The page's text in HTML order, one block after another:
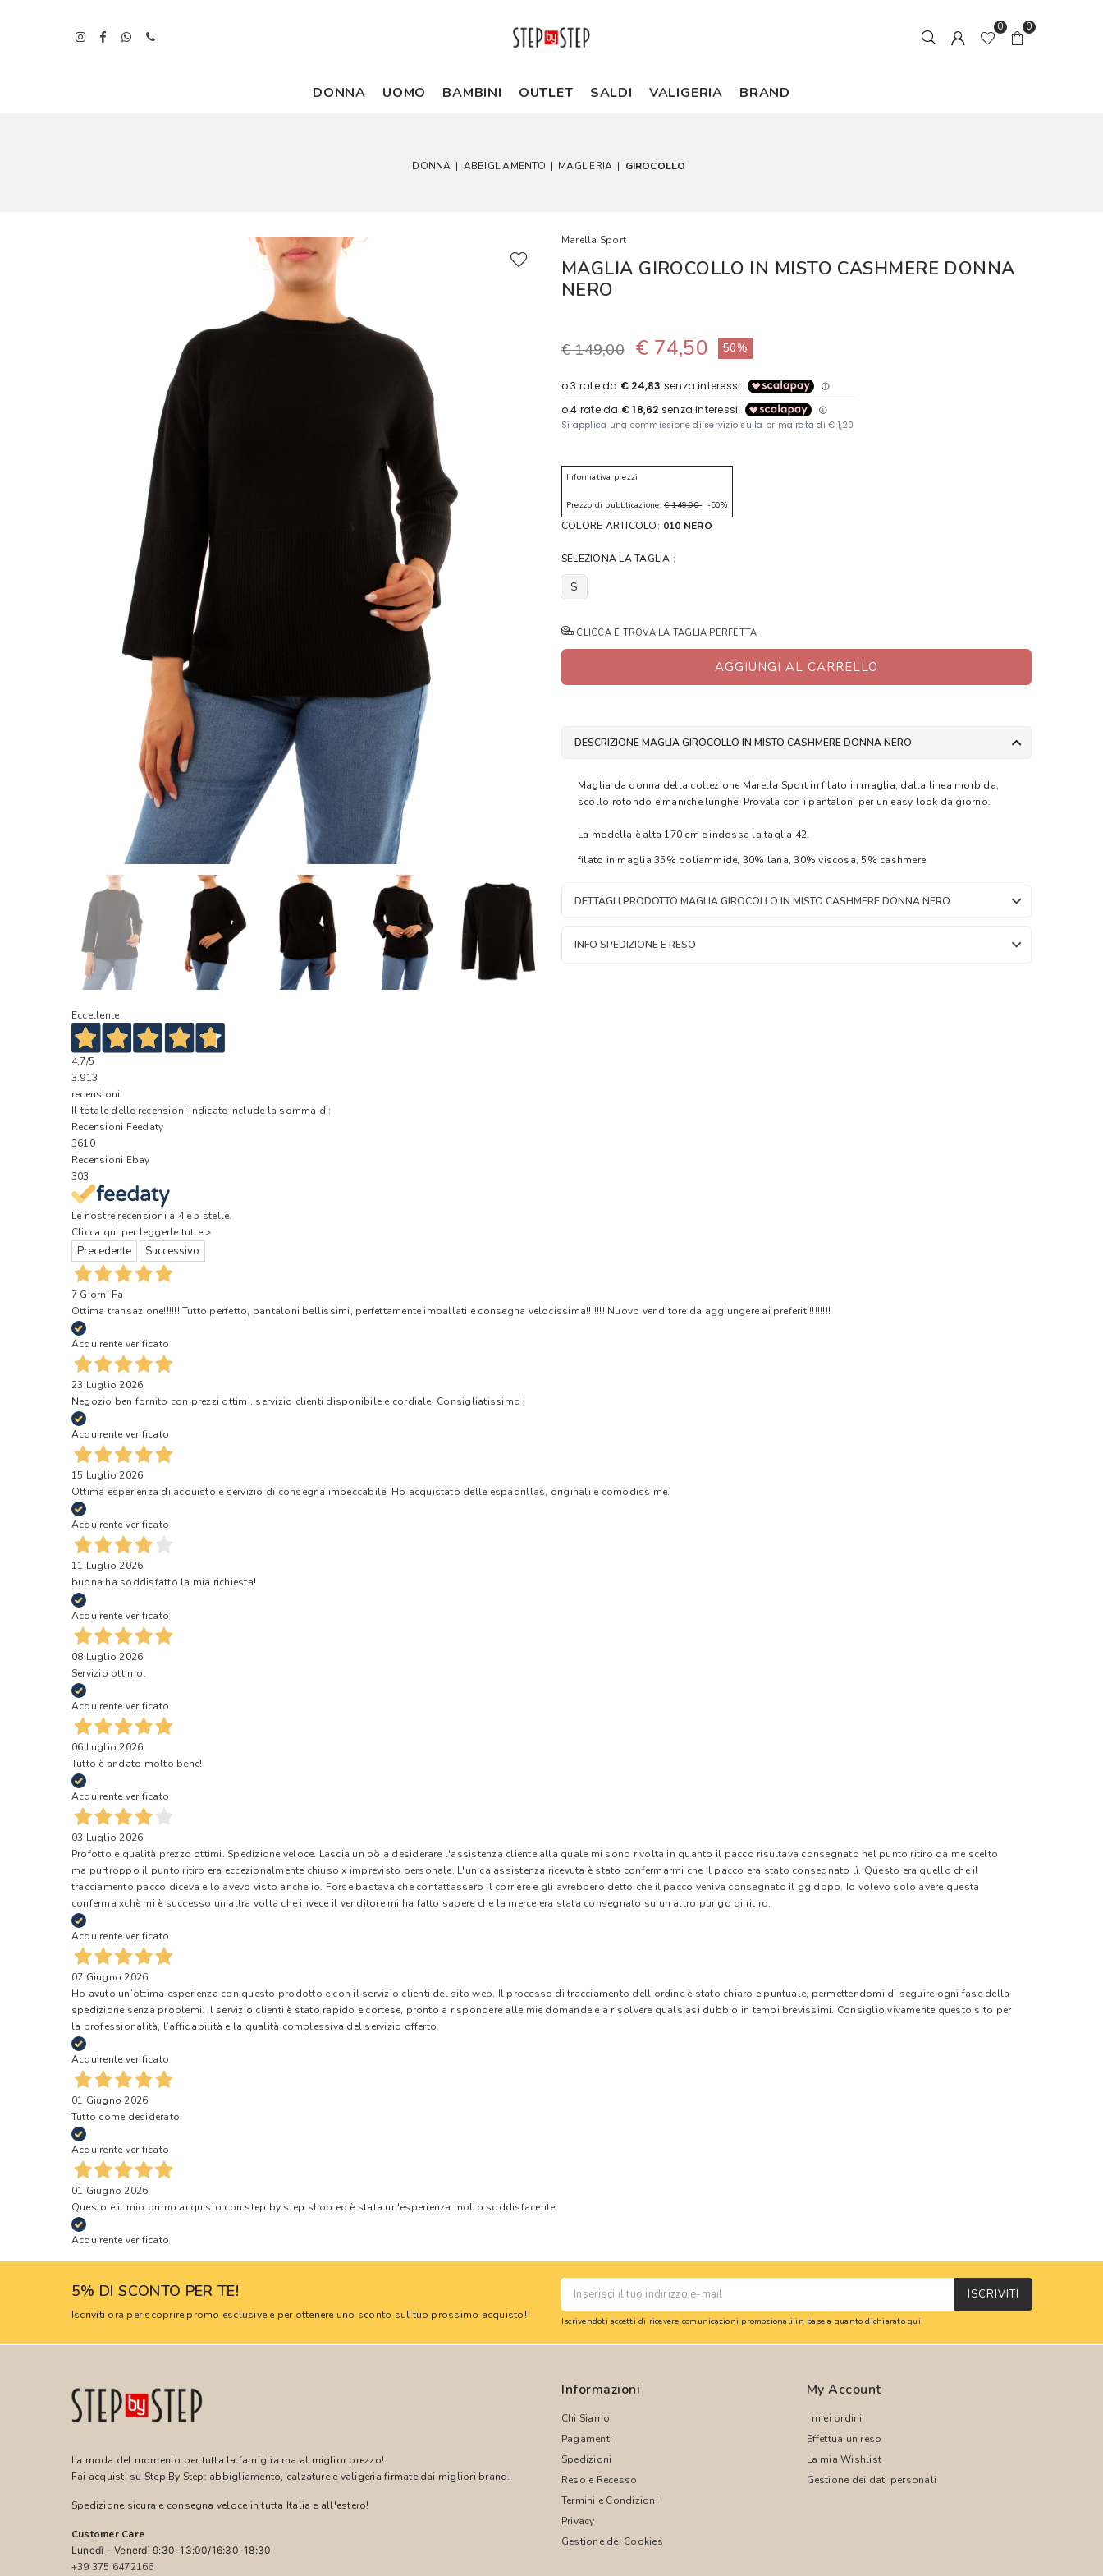
0 0
DONNA UOMO BAMBINI OUTLET SALDI VALIGERIA BRAND
DONNA | ABBIGLIAMENTO | MAGLIERIA | GIROCOLLO
Marella Sport
MAGLIA GIROCOLLO IN MISTO CASHMERE DONNA
NERO
€ 149,00 € 74,50 50%
Informativa prezzi
Prezzo di pubblicazione: € 149,00-50%
COLORE ARTICOLO: 010 NERO
SELEZIONA LA TAGLIA :
S
CLICCA E TROVA LA TAGLIA PERFETTA
AGGIUNGI AL CARRELLO
DESCRIZIONE MAGLIA GIROCOLLO IN MISTO CASHMERE DONNA NERO
Maglia da donna della collezione Marella Sport in filato in maglia, dalla linea morbida,
scollo rotondo e maniche lunghe. Provala con i pantaloni per un easy look da giorno.
La modella è alta 170 cm e indossa la taglia 42.
filato in maglia 35% poliammide, 30% lana, 30% viscosa, 5% cashmere
DETTAGLI PRODOTTO MAGLIA GIROCOLLO IN MISTO CASHMERE DONNA NERO
INFO SPEDIZIONE E RESO
Eccellente
4,7/5
3.913
recensioni
Il totale delle recensioni indicate include la somma di:
Recensioni Feedaty
3610
Recensioni Ebay
303
Le nostre recensioni a 4 e 5 stelle.
Clicca qui per leggerle tutte >
Precedente Successivo
7 Giorni Fa
Ottima transazione!!!!!! Tutto perfetto, pantaloni bellissimi, perfettamente imballati e consegna velocissima!!!!!!! Nuovo venditore da aggiungere ai preferiti!!!!!!!!
Acquirente verificato
23 Luglio 2026
Negozio ben fornito con prezzi ottimi, servizio clienti disponibile e cordiale. Consigliatissimo !
Acquirente verificato
15 Luglio 2026
Ottima esperienza di acquisto e servizio di consegna impeccabile. Ho acquistato delle espadrillas, originali e comodissime.
Acquirente verificato
11 Luglio 2026
buona ha soddisfatto la mia richiesta!
Acquirente verificato
08 Luglio 2026
Servizio ottimo.
Acquirente verificato
06 Luglio 2026
Tutto è andato molto bene!
Acquirente verificato
03 Luglio 2026
Profotto e qualità prezzo ottimi. Spedizione veloce. Lascia un pò a desiderare l'assistenza cliente alla quale mi sono rivolta in quanto il pacco risultava consegnato nel punto ritiro da me scelto
ma purtroppo il punto ritiro era eccezionalmente chiuso x imprevisto personale. L'unica assistenza ricevuta è stato confermarmi che il pacco era stato consegnato lì. Questo era quello che il
tracciamento pacco diceva e lo avevo visto anche io. Forse bastava che contattassero il corriere e gli avrebbero detto che il pacco veniva consegnato il gg dopo. Io volevo solo avere questa
conferma xchè mi è successo un'altra volta che invece il venditore mi ha fatto sapere che la merce era stata consegnato su un altro pungo di ritiro.
Acquirente verificato
07 Giugno 2026
Ho avuto un’ottima esperienza con questo prodotto e con il servizio clienti del sito web. Il processo di tracciamento dell’ordine è stato chiaro e puntuale, permettendomi di seguire ogni fase della
spedizione senza problemi. Il servizio clienti è stato rapido e cortese, pronto a rispondere alle mie domande e a risolvere qualsiasi dubbio in tempi brevissimi. Consiglio vivamente questo sito per
la professionalità, l’affidabilità e la qualità complessiva del servizio offerto.
Acquirente verificato
01 Giugno 2026
Tutto come desiderato
Acquirente verificato
01 Giugno 2026
Questo è il mio primo acquisto con step by step shop ed è stata un'esperienza molto soddisfacente
Acquirente verificato
5% DI SCONTO PER TE!
Iscriviti ora per scoprire promo esclusive e per ottenere uno sconto sul tuo prossimo acquisto!
ISCRIVITI
Iscrivendoti accetti di ricevere comunicazioni promozionali in base a quanto dichiaratoqui.
La moda del momento per tutta la famiglia ma al miglior prezzo!
Fai acquisti su Step By Step: abbigliamento, calzature e valigeria firmate dai migliori brand.
Spedizione sicura e consegna veloce in tutta Italia e all'estero!
Customer Care
Lunedì - Venerdì 9:30-13:00/16:30-18:30
+39 375 6472166
Informazioni
Chi Siamo
Pagamenti
Spedizioni
Reso e Recesso
Termini e Condizioni
Privacy
Gestione dei Cookies
My Account
I miei ordini
Effettua un reso
La mia Wishlist
Gestione dei dati personali